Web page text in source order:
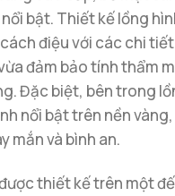
bật. Thiết kế lồng
điệu với các chi
đảm bảo tính thẩm
Đặc biệt, bên trong
nổi bật trên nền
mắn và bình an.
thiết kế trên một